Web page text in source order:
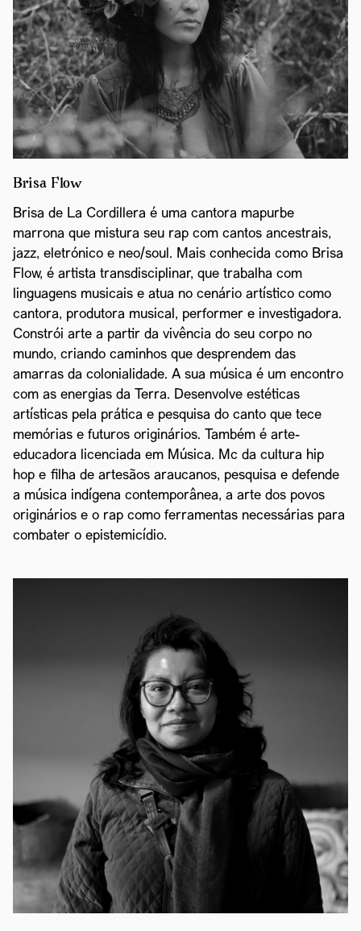
Brisa Flow
Brisa de La Cordillera é uma cantora mapurbe
marrona que mistura seu rap com cantos ancestrais,
jazz, eletrónico e neo/soul. Mais conhecida como Brisa
Flow, é artista transdisciplinar, que trabalha com
linguagens musicais e atua no cenário artístico como
cantora, produtora musical, performer e investigadora.
Constrói arte a partir da vivência do seu corpo no
mundo, criando caminhos que desprendem das
amarras da colonialidade. A sua música é um encontro
com as energias da Terra. Desenvolve estéticas
artísticas pela prática e pesquisa do canto que tece
memórias e futuros originários. Também é arte-
educadora licenciada em Música. Mc da cultura hip
hop e filha de artesãos araucanos, pesquisa e defende
a música indígena contemporânea, a arte dos povos
originários e o rap como ferramentas necessárias para
combater o epistemicídio.